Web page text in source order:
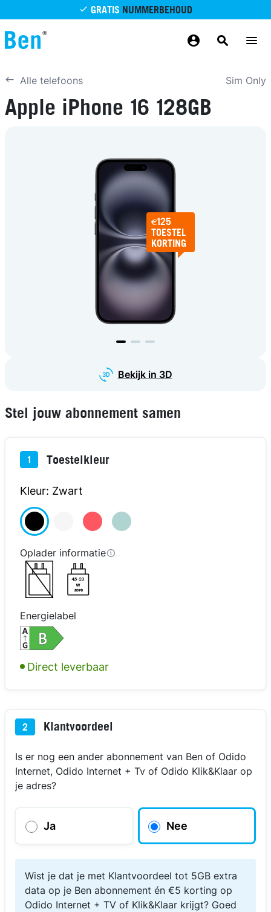
Overslaan en naar de inhoud gaan
GRATIS NUMMERBEHOUD
Alle telefoons Sim Only
Apple iPhone 16 128GB
€125
TOESTEL
KORTING
Bekijk in 3D
€125
TOESTEL
in 3D
€125
TOESTEL
in 3D
€125
TOESTEL
in 3D
€125
TOESTEL
in 3D
Stel jouw abonnement samen
1 Toestelkleur
Kleur: Zwart
Oplader informatie
4,5-23
W
USB PD
Energielabel
Direct leverbaar
2 Klantvoordeel
Is er nog een ander abonnement van Ben of Odido
Internet, Odido Internet + Tv of Odido Klik&Klaar op
je adres?
Ja Nee
Wist je dat je met Klantvoordeel tot 5GB extra
data op je Ben abonnement én €5 korting op
Odido Internet + TV of Klik&Klaar krijgt? Goed